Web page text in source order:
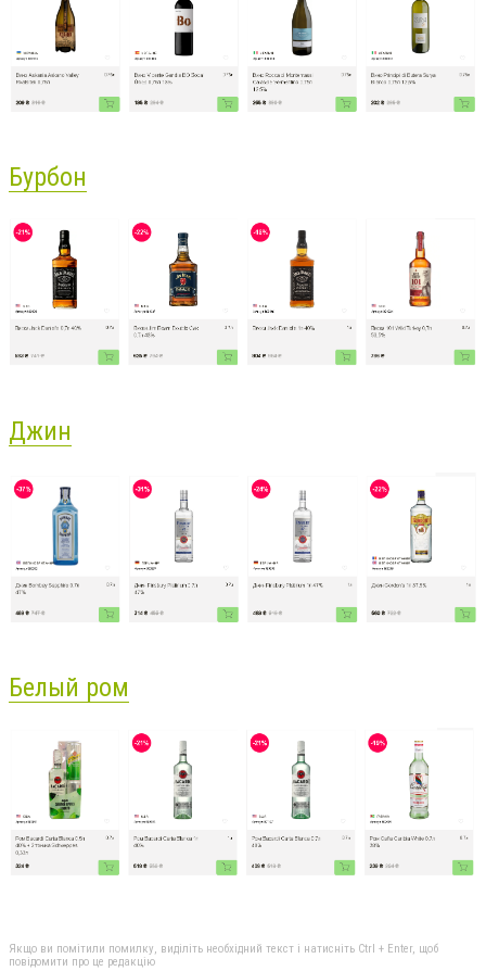
Бурбон
Джин
Белый ром
Якщо ви помітили помилку, виділіть необхідний текст і натисніть Ctrl + Enter, щоб
повідомити про це редакцію